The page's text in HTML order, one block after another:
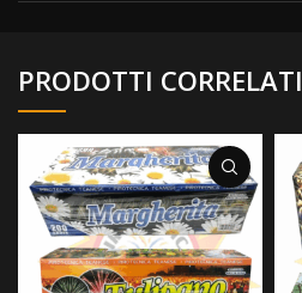
PRODOTTI CORRELATI